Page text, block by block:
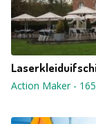
Action Maker-